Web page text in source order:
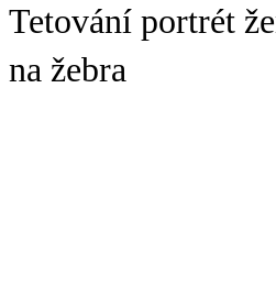
Tetování portrét
na žebra